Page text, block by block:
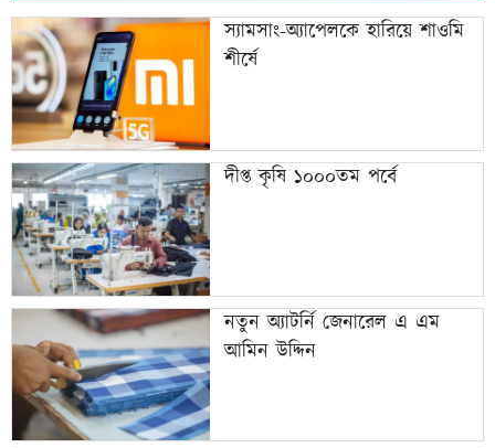
স্যামসাং-অ্যাপেলকে হারিয়ে শাওমি
শীর্ষে
দীপ্ত কৃষি ১০০০তম পর্বে
নতুন অ্যাটর্নি জেনারেল এ এম
আমিন উদ্দিন